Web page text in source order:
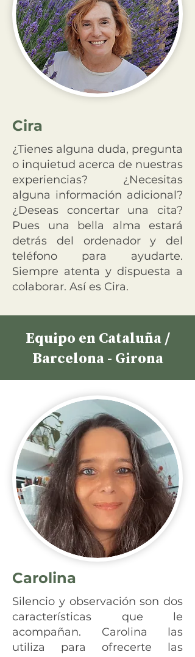
Cira
¿Tienes alguna duda, pregunta
o inquietud acerca de nuestras
experiencias? ¿Necesitas
alguna información adicional?
¿Deseas concertar una cita?
Pues una bella alma estará
detrás del ordenador y del
teléfono para ayudarte.
Siempre atenta y dispuesta a
colaborar. Así es Cira.
Equipo en Cataluña /
Barcelona - Girona
Carolina
Silencio y observación son dos
características que le
acompañan. Carolina las
utiliza para ofrecerte las